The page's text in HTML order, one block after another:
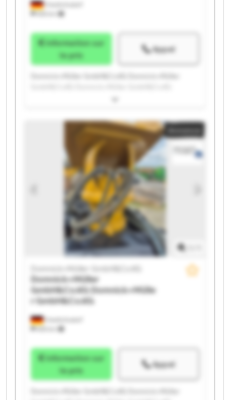
Friedrichsdorf
655 km
le prix
Appel
Domnick+Müller GmbH&Co.KG Domnick+Müller
Domnick+Müller GmbH&Co.KG Domnick+Müller
GmbH&Co.KG Domnick+Müller GmbH&Co.KG
Domnick+Müller GmbH&Co.KG Domnick+Müller
GmbH&Co.KG Domnick+Müller GmbH&Co.KG
Domnick+Müller GmbH&Co.KG Domnick+Müller
GmbH&Co.KG Domnick+Müller GmbH&Co.KG
Domnick+Müller GmbH&Co.KG Domnick+Müller
GmbH&Co.KG Domnick+Müller GmbH&Co.KG
Domnick+Müller GmbH&Co.KG Domnick+Müller
GmbH&Co.KG
Annonce
Friedrichsdorf
655 km
Domnick+Müller GmbH&Co.KG
Domnick+Müller
GmbH&Co.KG Domnick+Mülle
r GmbH&Co.KG
le prix
Appel